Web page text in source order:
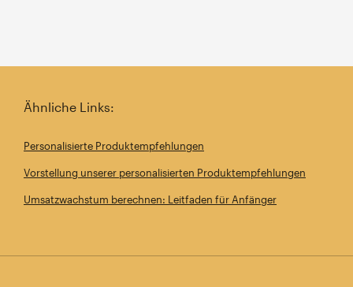
Ähnliche Links:
Personalisierte Produktempfehlungen
Vorstellung unserer personalisierten Produktempfehlungen
Umsatzwachstum berechnen: Leitfaden für Anfänger